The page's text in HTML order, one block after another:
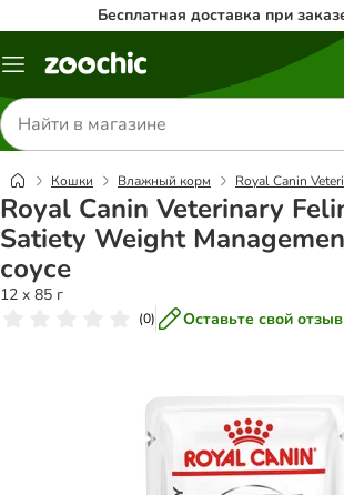
Бесплатная доставка при
Каталог
Поиск
товаров
Кошки Влажный корм Royal Canin
Royal Canin Veterinary
Satiety Weight
соусе
12 x 85 г
(0) Оставьте свой